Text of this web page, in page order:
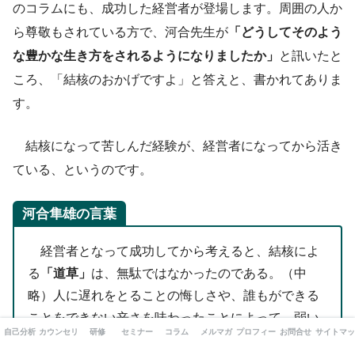
のコラムにも、成功した経営者が登場します。周囲の人か
ら尊敬もされている方で、河合先生が 「どうしてそのよう
な豊かな生き方をされるようになりましたか」 と訊いたと
ころ、「結核のおかげですよ」と答えと、書かれてありま
す。
結核になって苦しんだ経験が、経営者になってから活き
ている、というのです。
河合隼雄の言葉
経営者となって成功してから考えると、結核によ
る
「道草」 は、無駄ではなかったのである。（中
略）人に遅れをとることの悔しさや、誰もができる
ことをできない辛さを味わったことによって、弱い
人の気持ちがよくわかるし、死について生について
自己分析 カウンセリング研修 セミナー コラム メルマガ プロフィールお問合せ サイトマ